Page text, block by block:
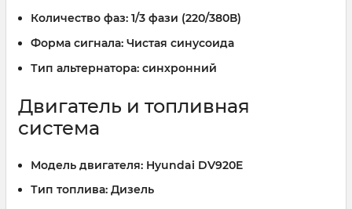
Количество фаз: 1/3 фази (220/380В)
Форма сигнала: Чистая синусоида
Тип альтернатора: синхронний
Двигатель и топливная
система
Модель двигателя: Hyundai DV920E
Тип топлива: Дизель